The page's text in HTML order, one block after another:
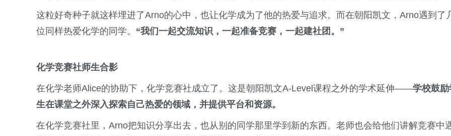
这粒好奇种子就这样埋进了Arno的心中，也让化学成为了他的热爱与追求。而在朝阳凯文，Arno遇到了
位同样热爱化学的同学。 “我们一起交流知识，一起准备竞赛，一起建社团。”
化学竞赛社师生合影
在化学老师Alice的协助下，化学竞赛社成立了。这是朝阳凯文A-Level课程之外的学术延伸——学校鼓励
生在课堂之外深入探索自己热爱的领域，并提供平台和资源。
在化学竞赛社里，Arno把知识分享出去，也从别的同学那里学到新的东西。老师也会给他们讲解竞赛中